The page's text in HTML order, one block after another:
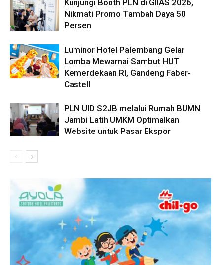
Kunjungi Booth PLN di GIIAS 2026,
Nikmati Promo Tambah Daya 50
Persen
Luminor Hotel Palembang Gelar
Lomba Mewarnai Sambut HUT
Kemerdekaan RI, Gandeng Faber-
Castell
PLN UID S2JB melalui Rumah BUMN
Jambi Latih UMKM Optimalkan
Website untuk Pasar Ekspor